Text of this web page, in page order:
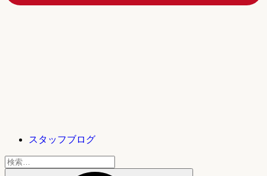
スタッフブログ
検
索: